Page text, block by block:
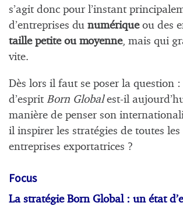
s’agit donc pour l’instant
d’entreprises du numériqueou des
taille petite ou moyenne, mais qui
vite.
Dès lors il faut se poser la question :
d’esprit Born Globalest-il
manière de penser son
il inspirer les stratégies de toutes les
entreprises exportatrices ?
Focus
La stratégie Born Global : un état